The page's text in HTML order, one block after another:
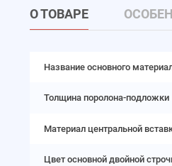
О ТОВАРЕ
Название основного
Толщина поролона-подложки
Материал центральной
Цвет основной двойной